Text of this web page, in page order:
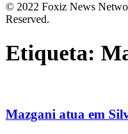
© 2022 Foxiz News
Reserved.
Etiqueta:
Mazgani atua em